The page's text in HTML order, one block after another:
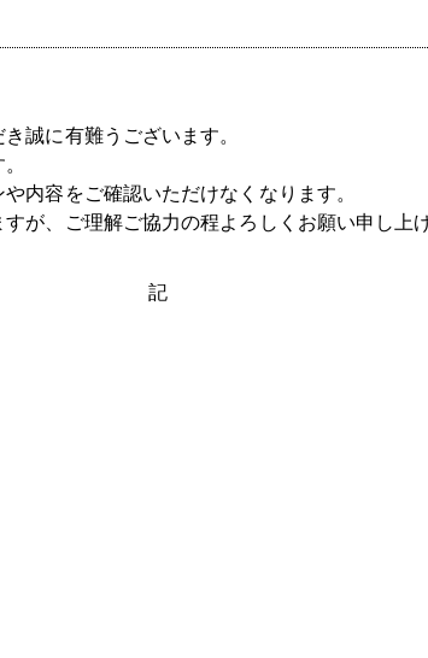
誠に有難うございます。
内容をご確認いただけなくなります。
が、ご理解ご協力の程よろしくお願い申し上
記